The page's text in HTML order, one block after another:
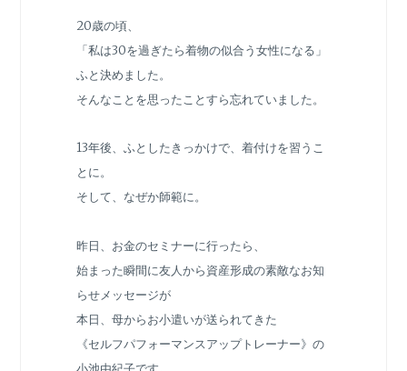
20歳の頃、
「私は30を過ぎたら着物の似合う女性になる」
ふと決めました。
そんなことを思ったことすら忘れていました。
13年後、ふとしたきっかけで、着付けを習うこ
とに。
そして、なぜか師範に。
昨日、お金のセミナーに行ったら、
始まった瞬間に友人から資産形成の素敵なお知
らせメッセージが
本日、母からお小遣いが送られてきた
《セルフパフォーマンスアップトレーナー》の